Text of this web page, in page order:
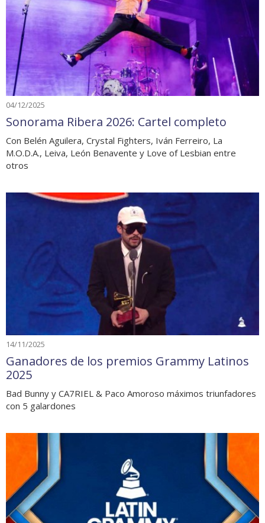
04/12/2025
Sonorama Ribera 2026: Cartel completo
Con Belén Aguilera, Crystal Fighters, Iván Ferreiro, La
M.O.D.A., Leiva, León Benavente y Love of Lesbian entre
otros
14/11/2025
Ganadores de los premios Grammy Latinos
2025
Bad Bunny y CA7RIEL & Paco Amoroso máximos triunfadores
con 5 galardones